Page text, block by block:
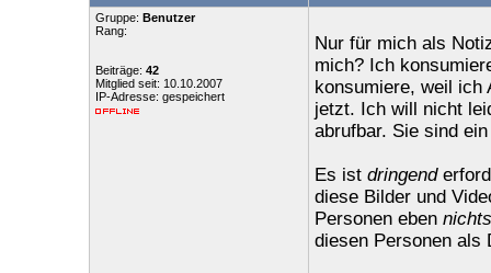
Gruppe: Benutzer
Rang:
Beiträge: 42
Mitglied seit: 10.10.2007
IP-Adresse: gespeichert
Nur für mich als
mich? Ich
konsumiere, weil ich
jetzt. Ich will nicht
abrufbar. Sie sind
Es ist dringend
diese Bilder und
Personen eben nichts
diesen Personen als